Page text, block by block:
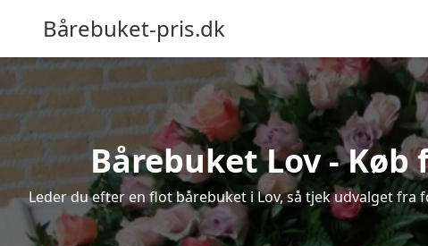
Bårebuket-pris.dk
Bårebuket Lov -
Leder du efter en flot bårebuket i Lov, så tjek udvalget